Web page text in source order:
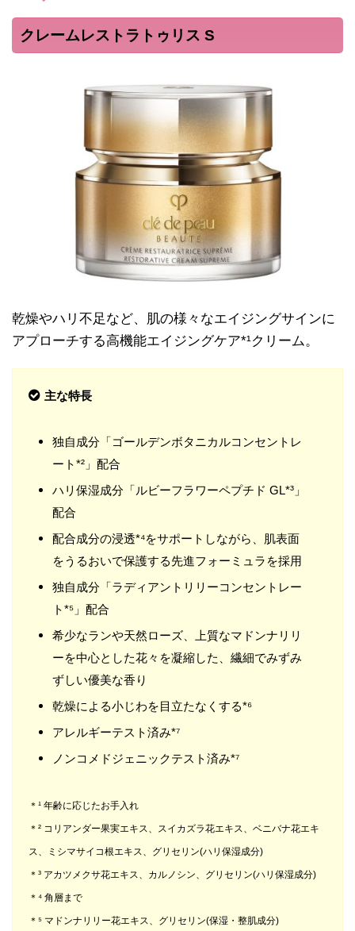
クレームレストラトゥリス S
乾燥やハリ不足など、肌の様々なエイジングサインに
アプローチする高機能エイジングケア*¹クリーム。
主な特長
独自成分「ゴールデンボタニカルコンセントレ
ート*²」配合
ハリ保湿成分「ルビーフラワーペプチド GL*³」
配合
配合成分の浸透*⁴をサポートしながら、肌表面
をうるおいで保護する先進フォーミュラを採用
独自成分「ラディアントリリーコンセントレー
ト*⁵」配合
希少なランや天然ローズ、上質なマドンナリリ
ーを中心とした花々を凝縮した、繊細でみずみ
ずしい優美な香り
乾燥による小じわを目立たなくする*⁶
アレルギーテスト済み*⁷
ノンコメドジェニックテスト済み*⁷
＊¹ 年齢に応じたお手入れ
＊² コリアンダー果実エキス、スイカズラ花エキス、ベニバナ花エキ
ス、ミシマサイコ根エキス、グリセリン(ハリ保湿成分)
＊³ アカツメクサ花エキス、カルノシン、グリセリン(ハリ保湿成分)
＊⁴ 角層まで
＊⁵ マドンナリリー花エキス、グリセリン(保湿・整肌成分)